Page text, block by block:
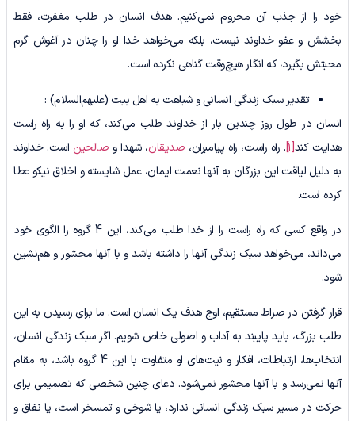
خود را از جذب آن محروم نمی‌کنیم. هدف انسان در طلب مغفرت، فقط
بخشش و عفو خداوند نیست، بلکه می‌خواهد خدا او را چنان در آغوش گرم
محبتش بگیرد، که انگار هیچ‌وقت گناهی نکرده است.
تقدیر سبک زندگی انسانی و شباهت به اهل بیت (علیهم‌السلام) :
انسان در طول روز چندین بار از خداوند طلب می‌کند، که او را به راه راست
هدایت کند[1] . راه راست، راه پیامبران، صدیقان، شهدا و صالحین است. خداوند
به دلیل لیاقت این بزرگان به آنها نعمت ایمان، عمل شایسته و اخلاق نیکو عطا
کرده است.
در واقع کسی که راه راست را از خدا طلب می‌کند، این 4 گروه را الگوی خود
می‌داند، می‌خواهد سبک زندگی آنها را داشته باشد و با آنها محشور و هم‌نشین
شود.
قرار گرفتن در صراط مستقیم، اوج هدف یک انسان است. ما برای رسیدن به این
طلب بزرگ، باید پایبند به آداب و اصولی خاص شویم. اگر سبک زندگی انسان،
انتخاب‌ها، ارتباطات، افکار و نیت‌های او متفاوت با این 4 گروه باشد، به مقام
آنها نمی‌رسد و با آنها محشور نمی‌شود. دعای چنین شخصی که تصمیمی برای
حرکت در مسیر سبک زندگی انسانی ندارد، یا شوخی و تمسخر است، یا نفاق و